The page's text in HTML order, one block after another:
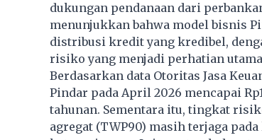
dukungan pendanaan dari
menunjukkan bahwa model bisnis
distribusi kredit yang kredibel,
risiko yang menjadi perhatian
Berdasarkan data Otoritas Jasa
Pindar pada April 2026 mencapai
tahunan. Sementara itu, tingkat
agregat (TWP90) masih terjaga